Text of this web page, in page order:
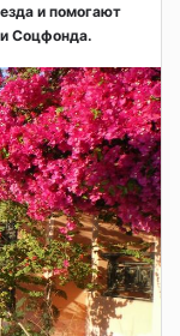
и помогают
Соцфонда.